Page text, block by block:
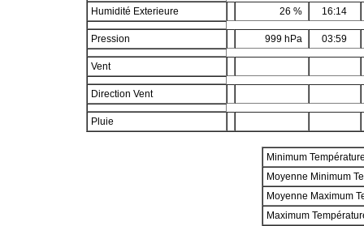
Humidité Exterieure 26 % 16:14
Pression 999 hPa 03:59
Vent
Direction Vent
Pluie
Minimum
Moyenne Minimum
Moyenne Maximum
Maximum